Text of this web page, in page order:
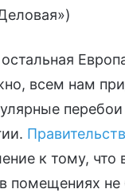
всем нам
к тому, что
помещениях не